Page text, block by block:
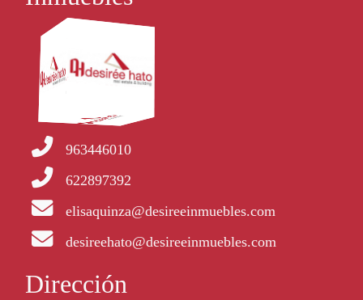
963446010
622897392
elisaquinza@desireeinmuebles.com
desireehato@desireeinmuebles.com
Dirección